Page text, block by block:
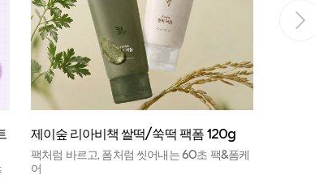
제이숲 리아비책 쌀떡/쑥떡 팩폼 120g
팩처럼 바르고, 폼처럼 씻어내는 60초 팩&폼케
어